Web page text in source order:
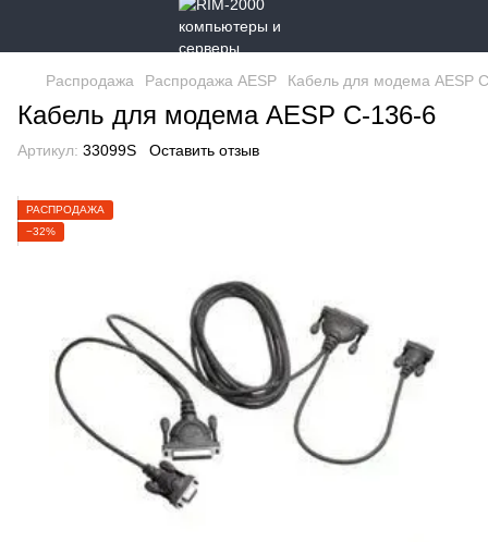
Распродажа Распродажа AESP Кабель для модема AESP
Кабель для модема AESP C-136-6
Артикул: 33099S Оставить отзыв
РАСПРОДАЖА
−32%